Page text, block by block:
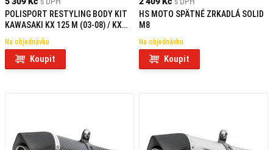
POLISPORT RESTYLING BODY KIT
KAWASAKI KX 125 M (03-08) / KX
GREEN
Na objednávku
Koupit
HS MOTO SPÄTNÉ ZRKADLÁ SOLID
M8
Na objednávku
Koupit